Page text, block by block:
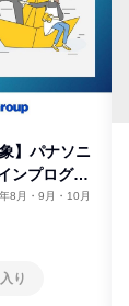
】パナソニ
ンプログラ
8月・9月・10月
り